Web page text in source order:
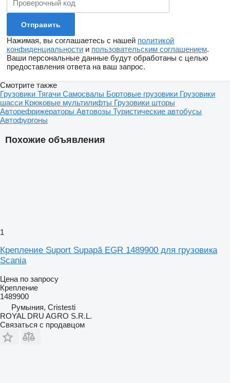
Нажимая, вы соглашаетесь с нашей политикой
конфиденциальности и пользовательским соглашением.
Ваши персональные данные будут обработаны с целью
предоставления ответа на ваш запрос.
Похожие объявления
1
Крепление Suport Supapă EGR 1489900 для грузовика
Scania
Цена по запросу
Крепление
1489900
Румыния, Cristesti
ROYAL DRU AGRO S.R.L.
Связаться с продавцом
Смотрите также
Грузовики Тягачи Самосвалы Бортовые грузовики Грузовики
шасси Крюковые мультилифты Грузовики шторы
Авторефрижераторы Автовозы Туристические автобусы
Автофургоны